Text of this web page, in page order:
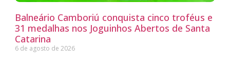
Balneário Camboriú conquista cinco troféus e
31 medalhas nos Joguinhos Abertos de Santa
Catarina
6 de agosto de 2026